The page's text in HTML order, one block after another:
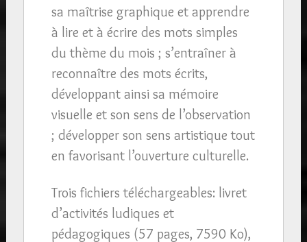
sa maîtrise graphique et apprendre
à lire et à écrire des mots simples
du thème du mois ; s’entraîner à
reconnaître des mots écrits,
développant ainsi sa mémoire
visuelle et son sens de l’observation
; développer son sens artistique tout
en favorisant l’ouverture culturelle.
Trois fichiers téléchargeables: livret
d’activités ludiques et
pédagogiques (57 pages, 7590 Ko),